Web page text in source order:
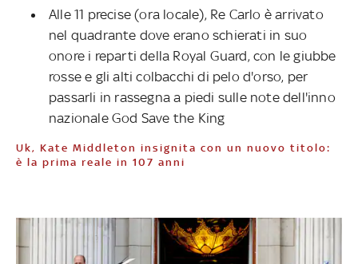
Alle 11 precise (ora locale), Re Carlo è arrivato
nel quadrante dove erano schierati in suo
onore i reparti della Royal Guard, con le giubbe
rosse e gli alti colbacchi di pelo d'orso, per
passarli in rassegna a piedi sulle note dell'inno
nazionale God Save the King
Uk, Kate Middleton insignita con un nuovo titolo:
è la prima reale in 107 anni